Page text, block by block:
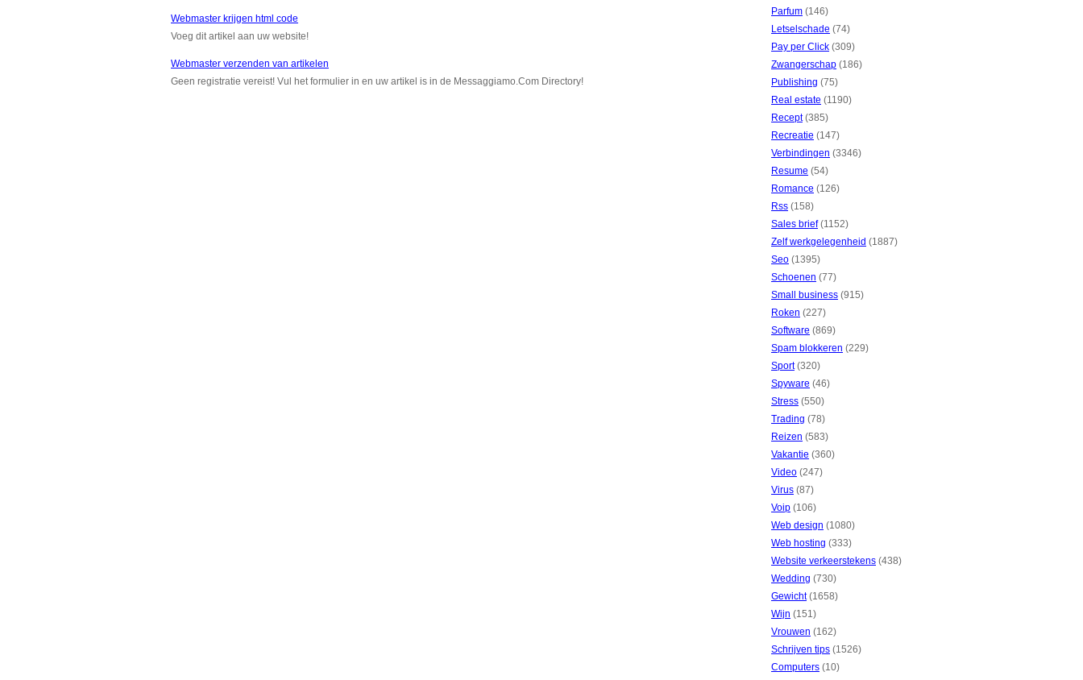
Webmaster krijgen html code
Voeg dit artikel aan uw website!
Webmaster verzenden van artikelen
Geen registratie vereist! Vul het formulier in en uw artikel is in de Messaggiamo.Com Directory!
Parfum (146)
Letselschade (74)
Pay per Click (309)
Zwangerschap (186)
Publishing (75)
Real estate (1190)
Recept(385)
Recreatie (147)
Verbindingen (3346)
Resume (54)
Romance (126)
Rss (158)
Sales brief(1152)
Zelf werkgelegenheid (1887)
Seo (1395)
Schoenen (77)
Small business (915)
Roken (227)
Software (869)
Spam blokkeren (229)
Sport(320)
Spyware (46)
Stress (550)
Trading (78)
Reizen (583)
Vakantie (360)
Video (247)
Virus (87)
Voip (106)
Web design (1080)
Web hosting (333)
Website verkeerstekens (438)
Wedding (730)
Gewicht(1658)
Wijn (151)
Vrouwen (162)
Schrijven tips (1526)
Computers (10)